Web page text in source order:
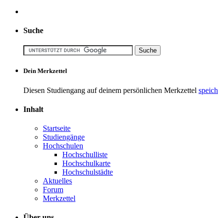
Suche
Dein Merkzettel
Diesen Studiengang auf deinem persönlichen Merkzettel
Inhalt
Startseite
Studiengänge
Hochschulen
Hochschulliste
Hochschulkarte
Hochschulstädte
Aktuelles
Forum
Merkzettel